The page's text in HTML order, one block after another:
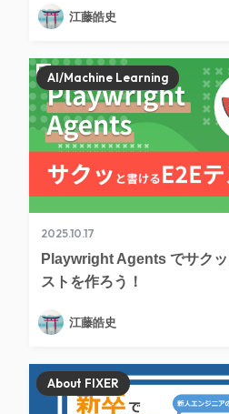
江藤皓史
2025.10.17
Playwright Agents でサク
ストを作ろう！
AI/Machine Learning
江藤皓史
About FIXER